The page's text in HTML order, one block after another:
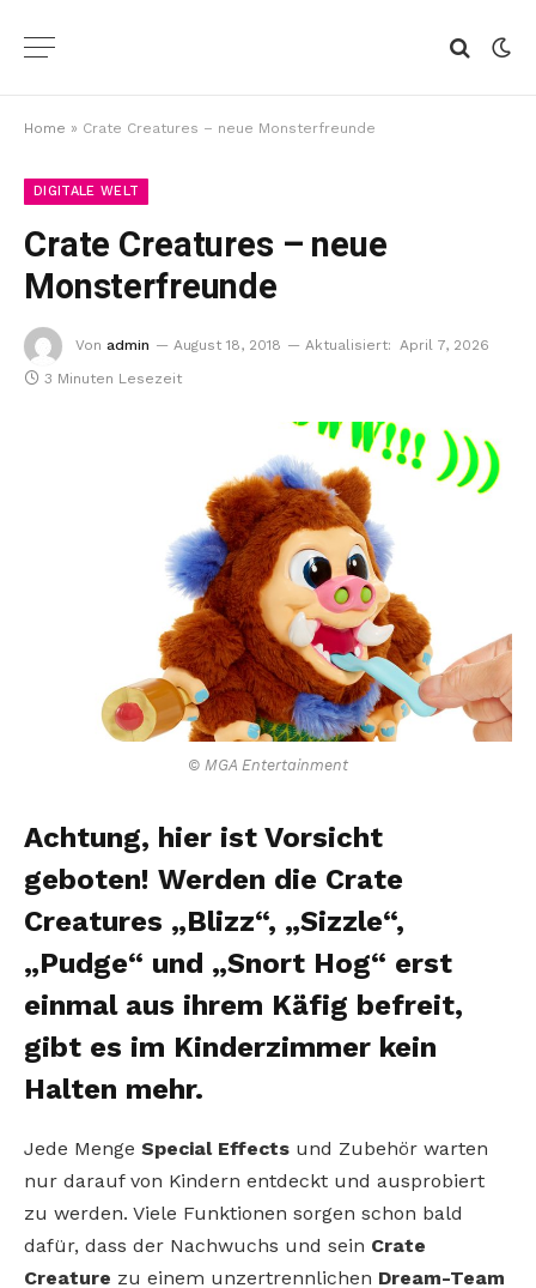
Home » Crate Creatures – neue Monsterfreunde
DIGITALE WELT
Crate Creatures – neue
Monsterfreunde
Von admin August 18, 2018 Aktualisiert: April 7, 2026
3 Minuten Lesezeit
© MGA Entertainment
Achtung, hier ist Vorsicht
geboten! Werden die Crate
Creatures „Blizz“, „Sizzle“,
„Pudge“ und „Snort Hog“ erst
einmal aus ihrem Käfig befreit,
gibt es im Kinderzimmer kein
Halten mehr.
Jede Menge Special Effects und Zubehör warten
nur darauf von Kindern entdeckt und ausprobiert
zu werden. Viele Funktionen sorgen schon bald
dafür, dass der Nachwuchs und sein Crate
Creature zu einem unzertrennlichen Dream-Team